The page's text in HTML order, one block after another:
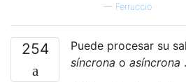
— Ferruccio
254
Puede procesar su
síncrona o asíncrona .